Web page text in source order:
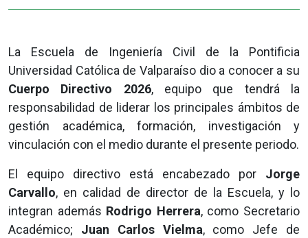
La Escuela de Ingeniería Civil de la Pontificia
Universidad Católica de Valparaíso dio a conocer a su
Cuerpo Directivo 2026, equipo que tendrá la
responsabilidad de liderar los principales ámbitos de
gestión académica, formación, investigación y
vinculación con el medio durante el presente periodo.
El equipo directivo está encabezado por Jorge
Carvallo, en calidad de director de la Escuela, y lo
integran además Rodrigo Herrera, como Secretario
Académico; Juan Carlos Vielma, como Jefe de